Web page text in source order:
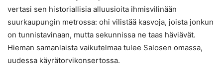
vertasi sen historiallisia alluusioita ihmisvilinään
suurkaupungin metrossa: ohi vilistää kasvoja, joista jonkun
on tunnistavinaan, mutta sekunnissa ne taas häviävät.
Hieman samanlaista vaikutelmaa tulee Salosen omassa,
uudessa käyrätorvikonsertossa.